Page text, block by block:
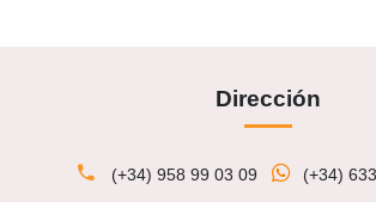
Dirección
(+34) 958 99 03 09 (+34)